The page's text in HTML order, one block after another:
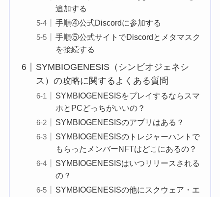
追加する
手順④公式Discordに参加する
手順⑤公式サイトでDiscordとメタマスク
を接続する
SYMBIOGENESIS（シンビオジェネシ
ス）の攻略に関するよくある質問
SYMBIOGENESISをプレイするならスマ
ホとPCどっちがいいの？
SYMBIOGENESISのアプリはある？
SYMBIOGENESISのトレジャーハントで
もらったメンバーNFTはどこにあるの？
SYMBIOGENESISはいつリリースされる
の？
SYMBIOGENESISの他にスクウェア・エ